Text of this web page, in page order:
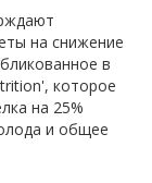
на снижение
в
которое
на 25%
и общее